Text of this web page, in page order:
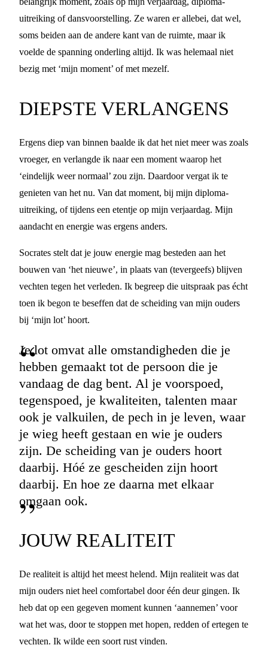
uitreiking of dansvoorstelling. Ze waren er allebei, dat wel,
soms beiden aan de andere kant van de ruimte, maar ik
voelde de spanning onderling altijd. Ik was helemaal niet
bezig met ‘mijn moment’ of met mezelf.
DIEPSTE VERLANGENS
Ergens diep van binnen baalde ik dat het niet meer was zoals
vroeger, en verlangde ik naar een moment waarop het
‘eindelijk weer normaal’ zou zijn. Daardoor vergat ik te
genieten van het nu. Van dat moment, bij mijn diploma-
uitreiking, of tijdens een etentje op mijn verjaardag. Mijn
aandacht en energie was ergens anders.
Socrates stelt dat je jouw energie mag besteden aan het
bouwen van ‘het nieuwe’, in plaats van (tevergeefs) blijven
vechten tegen het verleden. Ik begreep die uitspraak pas écht
toen ik begon te beseffen dat de scheiding van mijn ouders
bij ‘mijn lot’ hoort.
Je lot omvat alle omstandigheden die je
hebben gemaakt tot de persoon die je
vandaag de dag bent. Al je voorspoed,
tegenspoed, je kwaliteiten, talenten maar
ook je valkuilen, de pech in je leven, waar
je wieg heeft gestaan en wie je ouders
zijn. De scheiding van je ouders hoort
daarbij. Hóé ze gescheiden zijn hoort
daarbij. En hoe ze daarna met elkaar
omgaan ook.
JOUW REALITEIT
De realiteit is altijd het meest helend. Mijn realiteit was dat
mijn ouders niet heel comfortabel door één deur gingen. Ik
heb dat op een gegeven moment kunnen ‘aannemen’ voor
wat het was, door te stoppen met hopen, redden of ertegen te
vechten. Ik wilde een soort rust vinden.